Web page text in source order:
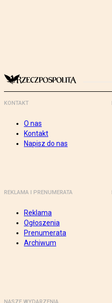
KONTAKT
O nas
Kontakt
Napisz do nas
REKLAMA I PRENUMERATA
Reklama
Ogłoszenia
Prenumerata
Archiwum